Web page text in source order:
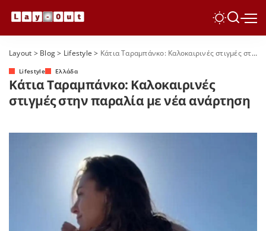
Layout > Blog> Lifestyle > Κάτια Ταραμπάνκο: Καλοκαιρινές στιγμές στην παραλία με νέα ανάρτηση
Lifestyle Ελλάδα
Κάτια Ταραμπάνκο: Καλοκαιρινές
στιγμές στην παραλία με νέα ανάρτηση